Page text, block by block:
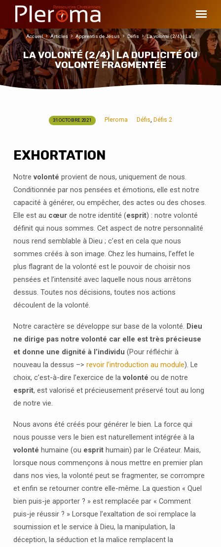
LA VOLONTÉ (2/4) | LA DUPLICITÉ OU
VOLONTÉ FRAGMENTÉE
Accueil Articles Apprentis de Jésus Défis La volonté (2/4) | La…
(2/4)
|
LA
DUPLICITÉ
OU
VOLONTÉ
FRAGMENTÉE
31 OCTOBRE 2021 Pleroma Défis, Défis 2
EXHORTATION
Notre volonté provient de nous, uniquement de nous.
Conditionnée par nos pensées et émotions, elle est notre
capacité à générer, ou empêcher, des actes ou des choses.
Elle est au cœurde notre identité (esprit) : notre volonté
définit qui nous sommes. Cet aspect de notre personnalité
nous rend semblable à Dieu ; c’est en cela que nous
sommes créés à son image. Chez les humains, l’effet le
plus flagrant de la volonté est le pouvoir de choisir nos
pensées et l’intensité avec laquelle nous nous arrêtons
dessus. Toutes nos décisions, toutes nos actions
découlent de la volonté.
Notre caractère se développe sur base de la volonté. Dieu
ne dirige pas notre volonté car elle est très précieuse
et donne une dignité à l’individu (Pour réfléchir à
nouveau la dessus –> revoir l’introduction au module). Le
choix, c’est-à-dire l’exercice de la volonté ou de notre
esprit, est valorisé et précieusement préservé tout au long
de notre vie.
Nous avons été créés pour générer le bien. La force qui
nous pousse vers le bien est naturellement intégrée à la
volonté humaine (ou esprithumain) par le Créateur. Mais,
lorsque nous commençons à nous mettre en premier plan
dans nos vies, la volonté peut se fragmenter, se corrompre
et enfin se retourner contre elle-même. La question « Quel
bien puis-je apporter ? » est remplacée par « Comment
puis-je réussir ? » Lorsque l’exaltation de soi remplace la
soumission et le service à Dieu, la manipulation, la
déception, la séduction et la malice remplacent la